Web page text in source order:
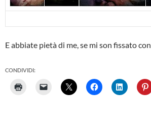
E abbiate pietà di me, se mi son fissato con
CONDIVIDI: